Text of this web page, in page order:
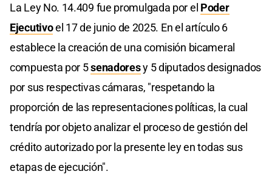
La Ley No. 14.409 fue promulgada por el Poder
Ejecutivoel 17 de junio de 2025. En el artículo 6
establece la creación de una comisión bicameral
compuesta por 5senadoresy 5 diputados designados
por sus respectivas cámaras, "respetando la
proporción de las representaciones políticas, la cual
tendría por objeto analizar el proceso de gestión del
crédito autorizado por la presente ley en todas sus
etapas de ejecución".